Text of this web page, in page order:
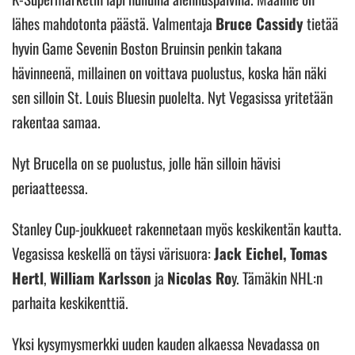
lähes mahdotonta päästä. Valmentaja Bruce Cassidytietää
hyvin Game Sevenin Boston Bruinsin penkin takana
hävinneenä, millainen on voittava puolustus, koska hän näki
sen silloin St. Louis Bluesin puolelta. Nyt Vegasissa yritetään
rakentaa samaa.
Nyt Brucella on se puolustus, jolle hän silloin hävisi
periaatteessa.
Stanley Cup-joukkueet rakennetaan myös keskikentän kautta.
Vegasissa keskellä on täysi värisuora:Jack Eichel,Tomas
Hertl,William Karlsson ja Nicolas Roy. Tämäkin NHL:n
parhaita keskikenttiä.
Yksi kysymysmerkki uuden kauden alkaessa Nevadassa on